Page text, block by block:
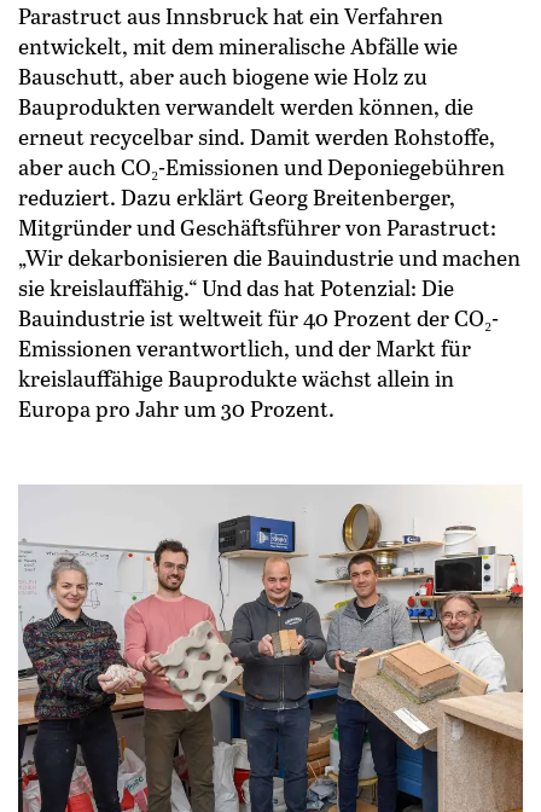
Parastruct aus Innsbruck hat ein Verfahren
entwickelt, mit dem mineralische Abfälle wie
Bauschutt, aber auch biogene wie Holz zu
Bauprodukten verwandelt werden können, die
erneut recycelbar sind. Damit werden Rohstoffe,
aber auch CO₂-Emissionen und Deponiegebühren
reduziert. Dazu erklärt Georg Breitenberger,
Mitgründer und Geschäftsführer von Parastruct:
„Wir dekarbonisieren die Bauindustrie und machen
sie kreislauffähig.“ Und das hat Potenzial: Die
Bauindustrie ist weltweit für 40 Prozent der CO₂-
Emissionen verantwortlich, und der Markt für
kreislauffähige Bauprodukte wächst allein in
Europa pro Jahr um 30 Prozent.